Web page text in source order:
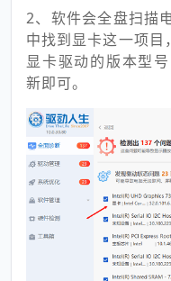
2、软件会全盘扫描
中找到显卡这一项
显卡驱动的版本型
新即可。